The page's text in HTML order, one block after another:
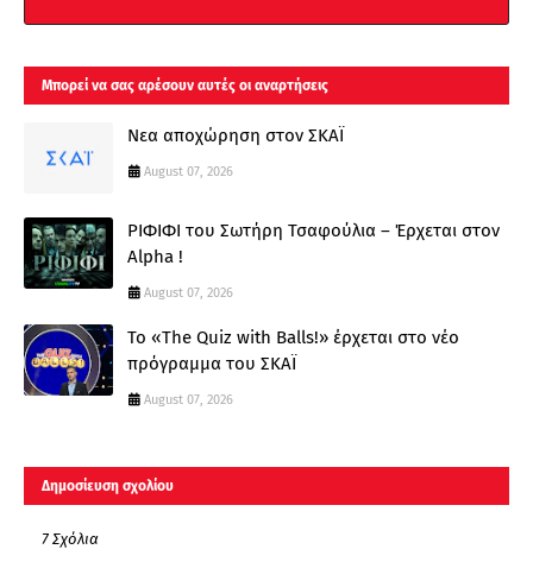
Μπορεί να σας αρέσουν αυτές οι αναρτήσεις
Νεα αποχώρηση στον ΣΚΑΪ
August 07, 2026
ΡΙΦΙΦΙ του Σωτήρη Τσαφούλια – Έρχεται στον
Alpha !
August 07, 2026
Το «The Quiz with Balls!» έρχεται στο νέο
πρόγραμμα του ΣΚΑΪ
August 07, 2026
Δημοσίευση σχολίου
7 Σχόλια